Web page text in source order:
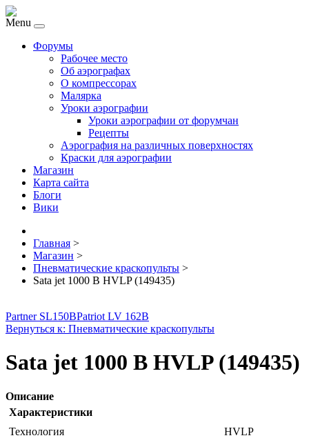
Menu
Форумы
Рабочее место
Об аэрографах
О компрессорах
Малярка
Уроки аэрографии
Уроки аэрографии от форумчан
Рецепты
Аэрография на различных поверхностях
Краски для аэрографии
Магазин
Карта сайта
Блоги
Вики
Главная >
Магазин >
Пневматические краскопульты >
Sata jet 1000 B HVLP (149435)
Partner SL150BPatriot LV 162B
Вернуться к: Пневматические краскопульты
Sata jet 1000 B HVLP (149435)
Описание
Характеристики
Технология
HVLP